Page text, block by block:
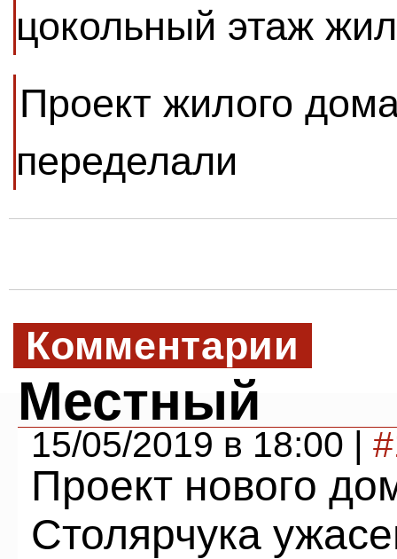
цокольный этаж
Проект жилого
переделали
Комментарии
Местный
15/05/2019 в 18:00 |
Проект нового
Столярчука